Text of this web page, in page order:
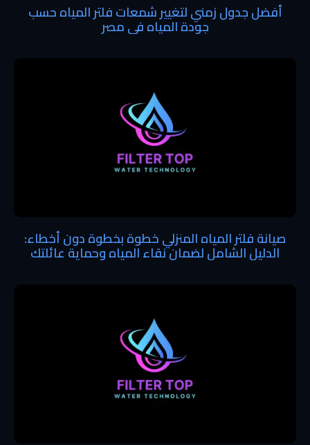
أفضل جدول زمني لتغيير شمعات فلتر المياه حسب
جودة المياه في مصر
صيانة فلتر المياه المنزلي خطوة بخطوة دون أخطاء:
الدليل الشامل لضمان نقاء المياه وحماية عائلتك